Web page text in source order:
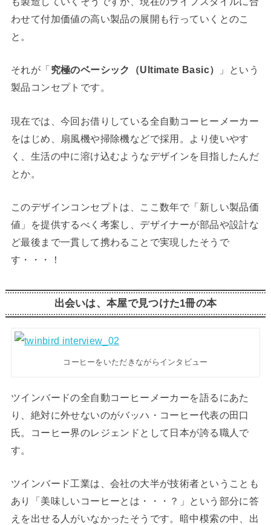
わせて付加価値の高い製品の展開も行っていくとのこ
と。
それが「究極のベーシック（Ultimate Basic）
」という
製品コンセプトです。
現在では、今回お借りしている全自動コーヒーメーカー
をはじめ、扇風機や掃除機などで採用。より使いやす
く、生活の中に溶け込むようなデザインを目指したんだ
とか。
このデザインコンセプトは、ここ数年で「新しい製品価
値」を提供するべく考案し、デザイナーが部品や設計な
ど最後まで一貫して携わることで実現したそうで
す・・・！
出会いは、本屋で見つけた1冊の本
コーヒーをいただきながらインタビュー
ツインバードの全自動コーヒーメーカーを語るにあた
り、絶対に外せないのがバッハ・コーヒー代表の田口
氏。コーヒー界のレジェンドとして日本が誇る職人で
す。
ツインバード工業は、会社の大半が技術者ということも
あり「美味しいコーヒーとは・・・？」という部分に答
えを出せる人がいなかったそうです。暗中模索の中、出